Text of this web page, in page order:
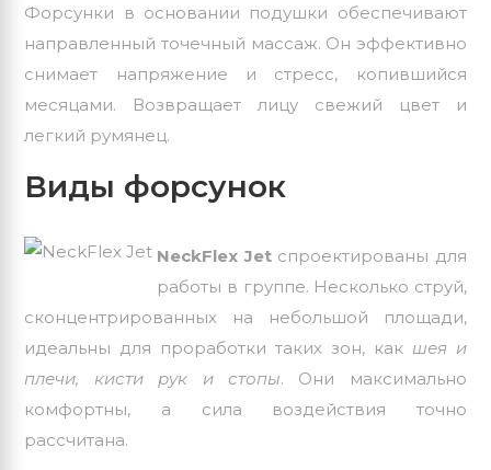
Форсунки в основании подушки обеспечивают
направленный точечный массаж. Он эффективно
снимает напряжение и стресс, копившийся
месяцами. Возвращает лицу свежий цвет и
легкий румянец.
Виды форсунок
NeckFlex Jetспроектированы для
работы в группе. Несколько струй,
сконцентрированных на небольшой площади,
идеальны для проработки таких зон, как шея и
плечи, кисти рук и стопы. Они максимально
комфортны, а сила воздействия точно
рассчитана.